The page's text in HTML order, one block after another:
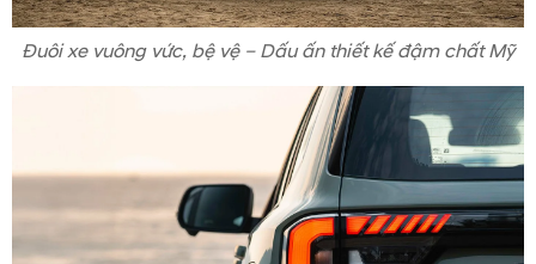
Đuôi xe vuông vức, bệ vệ – Dấu ấn thiết kế đậm chất Mỹ